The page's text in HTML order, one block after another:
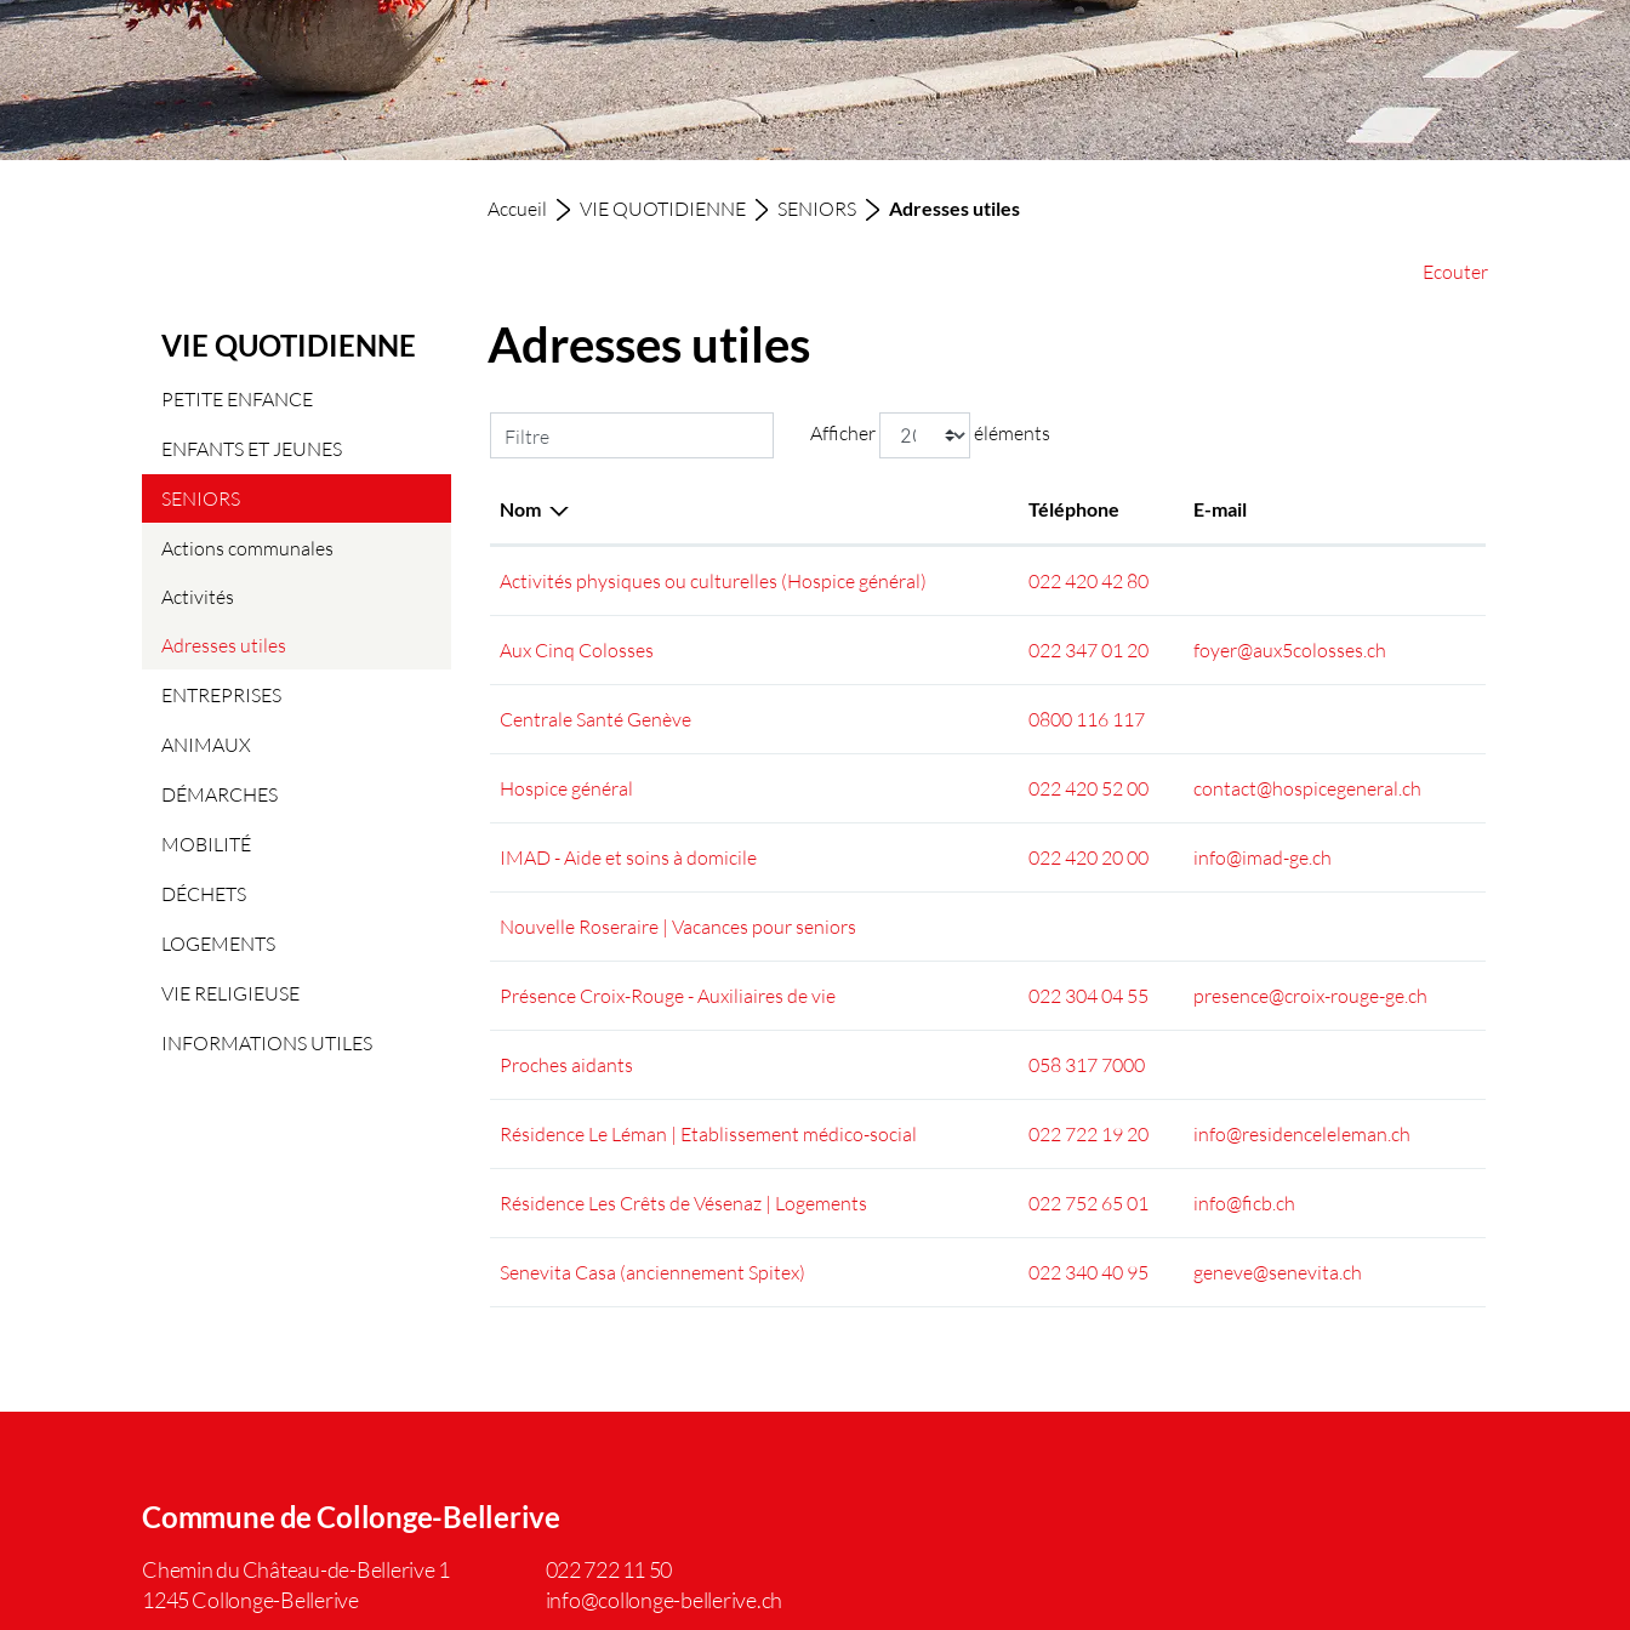
Accueil VIE QUOTIDIENNE SENIORS Adresses utiles(sélectionné)
Ecouter
VIE QUOTIDIENNE
PETITE ENFANCE
ENFANTS ET JEUNES
SENIORS
Actions communales
Activités
Adresses utiles
ENTREPRISES
ANIMAUX
DÉMARCHES
MOBILITÉ
DÉCHETS
LOGEMENTS
VIE RELIGIEUSE
INFORMATIONS UTILES
Adresses utiles
Filtre Afficher éléments
Nom Téléphone E-mail
Activités physiques ou culturelles (Hospice général) 022 420 42 80
Aux Cinq Colosses 022 347 01 20 foyer@aux5colosses.ch
Centrale Santé Genève 0800 116 117
Hospice général 022 420 52 00 contact@hospicegeneral.ch
IMAD - Aide et soins à domicile 022 420 20 00 info@imad-ge.ch
Nouvelle Roseraire | Vacances pour seniors
Présence Croix-Rouge - Auxiliaires de vie 022 304 04 55 presence@croix-rouge-ge.ch
Proches aidants 058 317 7000
Résidence Le Léman | Etablissement médico-social 022 722 19 20 info@residenceleleman.ch
Résidence Les Crêts de Vésenaz | Logements 022 752 65 01 info@ficb.ch
Senevita Casa (anciennement Spitex) 022 340 40 95 geneve@senevita.ch
Commune de Collonge-Bellerive
Chemin du Château-de-Bellerive 1
1245 Collonge-Bellerive
022 722 11 50
info@collonge-bellerive.ch